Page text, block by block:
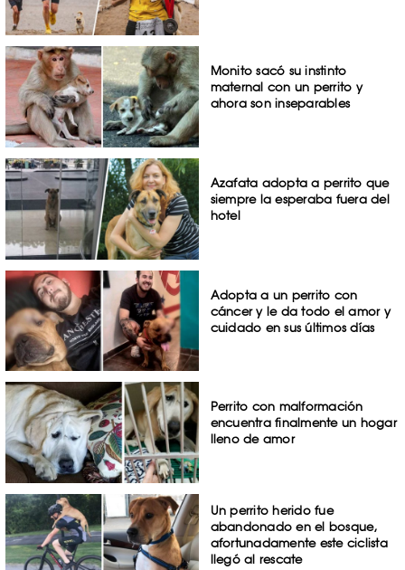
Monito sacó su instinto
maternal con un perrito y
ahora son inseparables
Azafata adopta a perrito que
siempre la esperaba fuera del
hotel
Adopta a un perrito con
cáncer y le da todo el amor y
cuidado en sus últimos días
Perrito con malformación
encuentra finalmente un hogar
lleno de amor
Un perrito herido fue
abandonado en el bosque,
afortunadamente este ciclista
llegó al rescate